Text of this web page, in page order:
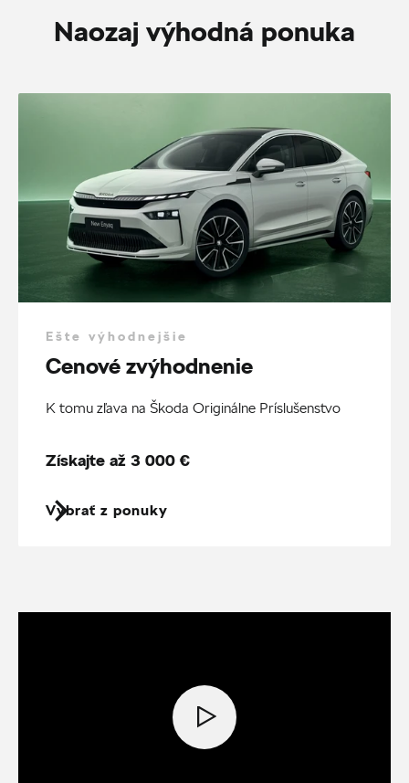
Naozaj výhodná ponuka
Ešte výhodnejšie
Cenové zvýhodnenie
K tomu zľava na Škoda Originálne Príslušenstvo
Získajte až 3 000 €
Vybrať z ponuky